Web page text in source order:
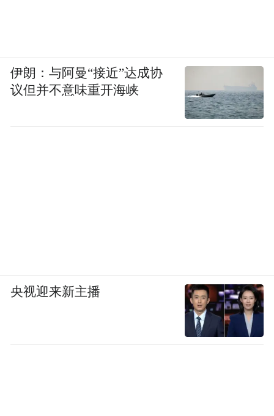
伊朗：与阿曼“接近”达成协
议但并不意味重开海峡
央视迎来新主播